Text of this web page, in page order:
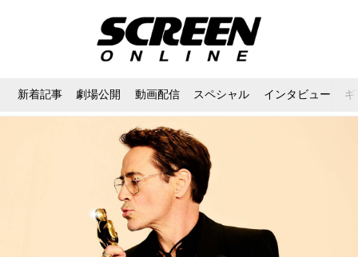
新着記事 劇場公開 動画配信 スペシャル インタビュー